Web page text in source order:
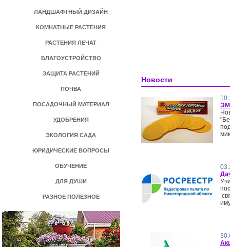
ЛАНДШАФТНЫЙ ДИЗАЙН
КОМНАТНЫЕ РАСТЕНИЯ
РАСТЕНИЯ ЛЕЧАТ
БЛАГОУСТРОЙСТВО
ЗАЩИТА РАСТЕНИЙ
ПОЧВА
ПОСАДОЧНЫЙ МАТЕРИАЛ
УДОБРЕНИЯ
ЭКОЛОГИЯ САДА
ЮРИДИЧЕСКИЕ ВОПРОСЫ
ОБУЧЕНИЕ
ДЛЯ ДУШИ
РАЗНОЕ ПОЛЕЗНОЕ
Новости